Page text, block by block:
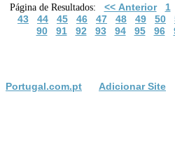
Página de Resultados: << Anterior 1
43
44 45 46 47 48 49 50
90
91 92 93 94 95 96
Portugal.com.pt Adicionar Site